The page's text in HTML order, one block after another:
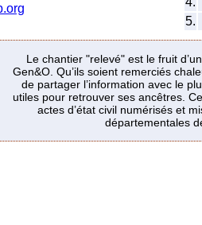
5.
Le chantier "relevé" est le fruit
Gen&O. Qu’ils soient remerciés
de partager l’information avec le
utiles pour retrouver ses ancêtres.
actes d’état civil numérisés et
départementales